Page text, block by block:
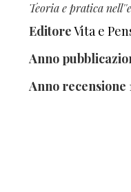
Teoria e pratica
EditoreVita e
Anno
Anno recensione